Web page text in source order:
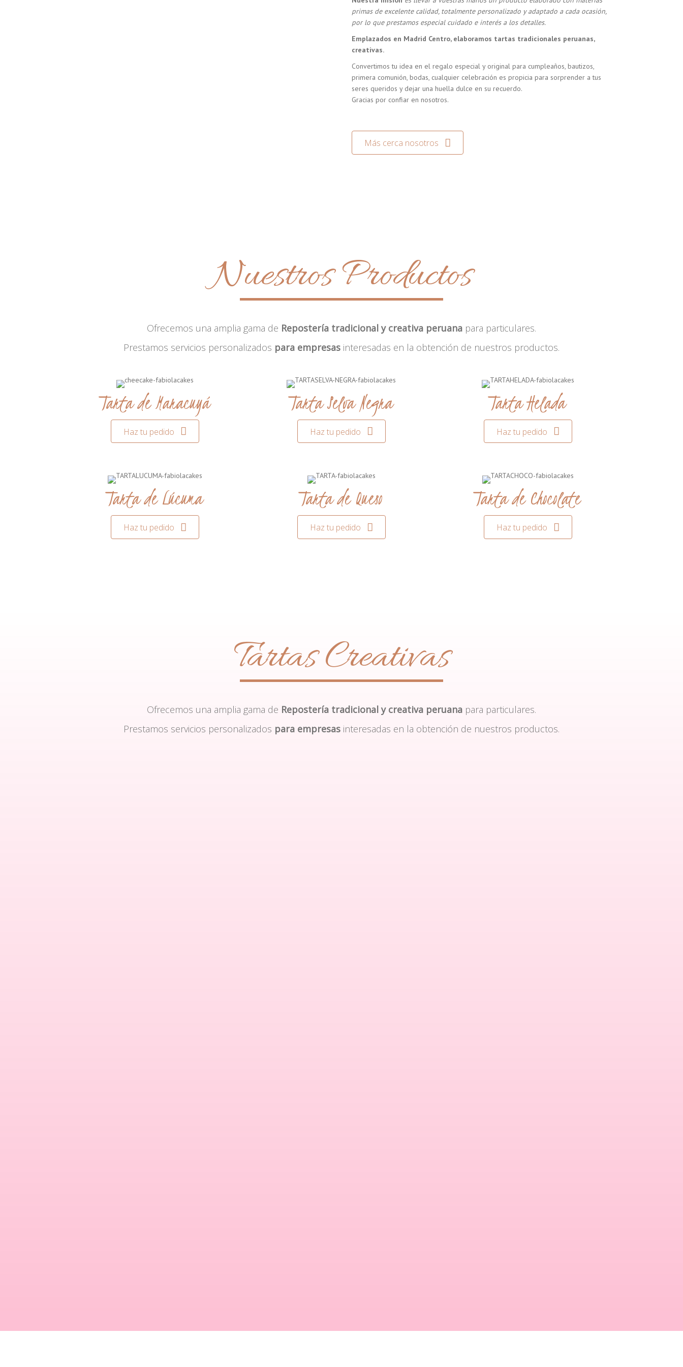
primas de excelente calidad, totalmente personalizado y adaptado a cada ocasión,
por lo que prestamos especial cuidado e interés a los detalles.
Emplazados en Madrid Centro, elaboramos tartas tradicionales peruanas,
creativas.
Convertimos tu idea en el regalo especial y original para cumpleaños, bautizos,
primera comunión, bodas, cualquier celebración es propicia para sorprender a tus
seres queridos y dejar una huella dulce en su recuerdo.
Gracias por confiar en nosotros.
Más cerca nosotros
Nuestros Productos
Ofrecemos una amplia gama de Repostería tradicional y creativa peruana para particulares.
Prestamos servicios personalizados para empresas interesadas en la obtención de nuestros productos.
Tarta de Maracuyá
Haz tu pedido
Tarta Selva Negra
Haz tu pedido
Tarta Helada
Haz tu pedido
Tarta de Lúcuma
Haz tu pedido
Tarta de Queso
Haz tu pedido
Tarta de Chocolate
Haz tu pedido
Tartas Creativas
Ofrecemos una amplia gama de Repostería tradicional y creativa peruana para particulares.
Prestamos servicios personalizados para empresas interesadas en la obtención de nuestros productos.